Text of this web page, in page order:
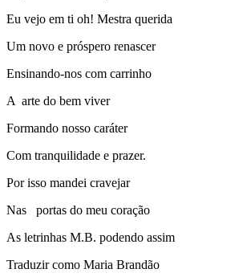
Eu vejo em ti oh! Mestra querida
Um novo e próspero renascer
Ensinando-nos com carrinho
A arte do bem viver
Formando nosso caráter
Com tranquilidade e prazer.
Por isso mandei cravejar
Nas portas do meu coração
As letrinhas M.B. podendo assim
Traduzir como Maria Brandão